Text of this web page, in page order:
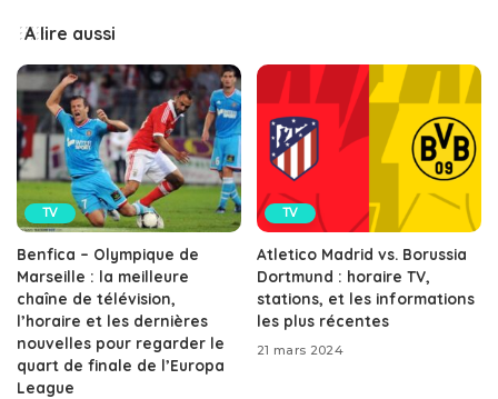
A lire aussi
TV
Benfica – Olympique de
Marseille : la meilleure
chaîne de télévision,
l’horaire et les dernières
nouvelles pour regarder le
quart de finale de l’Europa
League
TV
Atletico Madrid vs. Borussia
Dortmund : horaire TV,
stations, et les informations
les plus récentes
21 mars 2024